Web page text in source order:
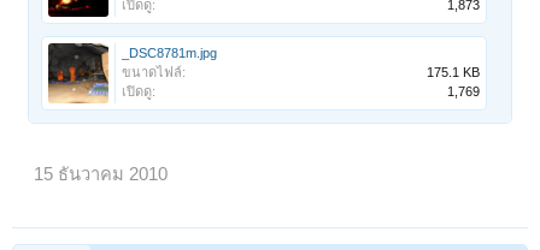
เปิดดู:
1,873
_DSC8781m.jpg
ขนาดไฟล์:
175.1 KB
เปิดดู:
1,769
15 ธันวาคม 2010